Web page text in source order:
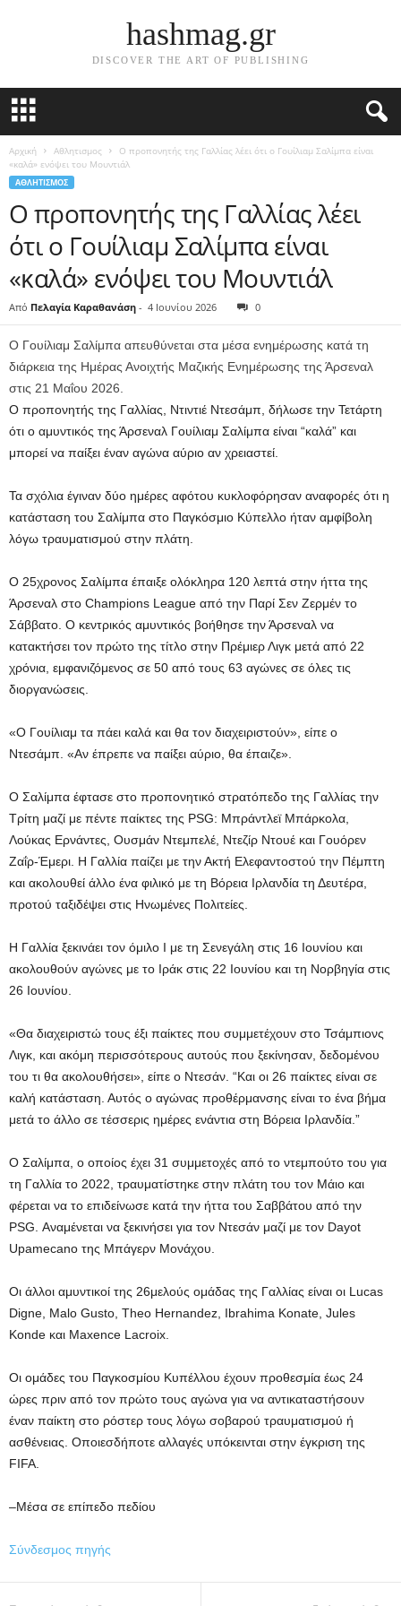
hashmag.gr
DISCOVER THE ART OF PUBLISHING
Αρχική Αθλητισμος
Ο προπονητής της Γαλλίας λέει ότι ο Γουίλιαμ Σαλίμπα είναι
«καλά» ενόψει του Μουντιάλ
ΑΘΛΗΤΙΣΜΟΣ
Ο προπονητής της Γαλλίας λέει
ότι ο Γουίλιαμ Σαλίμπα είναι
«καλά» ενόψει του Μουντιάλ
Από Πελαγία Καραθανάση - 4 Ιουνίου 2026 0
Ο Γουίλιαμ Σαλίμπα απευθύνεται στα μέσα ενημέρωσης κατά τη
διάρκεια της Ημέρας Ανοιχτής Μαζικής Ενημέρωσης της Άρσεναλ
στις 21 Μαΐου 2026.
Ο προπονητής της Γαλλίας, Ντιντιέ Ντεσάμπ, δήλωσε την Τετάρτη
ότι ο αμυντικός της Άρσεναλ Γουίλιαμ Σαλίμπα είναι “καλά” και
μπορεί να παίξει έναν αγώνα αύριο αν χρειαστεί.
Τα σχόλια έγιναν δύο ημέρες αφότου κυκλοφόρησαν αναφορές ότι η
κατάσταση του Σαλίμπα στο Παγκόσμιο Κύπελλο ήταν αμφίβολη
λόγω τραυματισμού στην πλάτη.
Ο 25χρονος Σαλίμπα έπαιξε ολόκληρα 120 λεπτά στην ήττα της
Άρσεναλ στο Champions League από την Παρί Σεν Ζερμέν το
Σάββατο. Ο κεντρικός αμυντικός βοήθησε την Άρσεναλ να
κατακτήσει τον πρώτο της τίτλο στην Πρέμιερ Λιγκ μετά από 22
χρόνια, εμφανιζόμενος σε 50 από τους 63 αγώνες σε όλες τις
διοργανώσεις.
«Ο Γουίλιαμ τα πάει καλά και θα τον διαχειριστούν», είπε ο
Ντεσάμπ. «Αν έπρεπε να παίξει αύριο, θα έπαιζε».
Ο Σαλίμπα έφτασε στο προπονητικό στρατόπεδο της Γαλλίας την
Τρίτη μαζί με πέντε παίκτες της PSG: Μπράντλεϊ Μπάρκολα,
Λούκας Ερνάντες, Ουσμάν Ντεμπελέ, Ντεζίρ Ντουέ και Γουόρεν
Ζαΐρ-Έμερι. Η Γαλλία παίζει με την Ακτή Ελεφαντοστού την Πέμπτη
και ακολουθεί άλλο ένα φιλικό με τη Βόρεια Ιρλανδία τη Δευτέρα,
προτού ταξιδέψει στις Ηνωμένες Πολιτείες.
Η Γαλλία ξεκινάει τον όμιλο I με τη Σενεγάλη στις 16 Ιουνίου και
ακολουθούν αγώνες με το Ιράκ στις 22 Ιουνίου και τη Νορβηγία στις
26 Ιουνίου.
«Θα διαχειριστώ τους έξι παίκτες που συμμετέχουν στο Τσάμπιονς
Λιγκ, και ακόμη περισσότερους αυτούς που ξεκίνησαν, δεδομένου
του τι θα ακολουθήσει», είπε ο Ντεσάν. “Και οι 26 παίκτες είναι σε
καλή κατάσταση. Αυτός ο αγώνας προθέρμανσης είναι το ένα βήμα
μετά το άλλο σε τέσσερις ημέρες ενάντια στη Βόρεια Ιρλανδία.”
Ο Σαλίμπα, ο οποίος έχει 31 συμμετοχές από το ντεμπούτο του για
τη Γαλλία το 2022, τραυματίστηκε στην πλάτη του τον Μάιο και
φέρεται να το επιδείνωσε κατά την ήττα του Σαββάτου από την
PSG. Αναμένεται να ξεκινήσει για τον Ντεσάν μαζί με τον Dayot
Upamecano της Μπάγερν Μονάχου.
Οι άλλοι αμυντικοί της 26μελούς ομάδας της Γαλλίας είναι οι Lucas
Digne, Malo Gusto, Theo Hernandez, Ibrahima Konate, Jules
Konde και Maxence Lacroix.
Οι ομάδες του Παγκοσμίου Κυπέλλου έχουν προθεσμία έως 24
ώρες πριν από τον πρώτο τους αγώνα για να αντικαταστήσουν
έναν παίκτη στο ρόστερ τους λόγω σοβαρού τραυματισμού ή
ασθένειας. Οποιεσδήποτε αλλαγές υπόκεινται στην έγκριση της
FIFA.
–Μέσα σε επίπεδο πεδίου
Σύνδεσμος πηγής